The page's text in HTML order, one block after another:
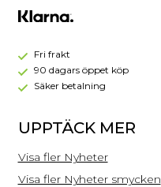
Drop
Armband/
(Rhodium)
Fri frakt
90 dagars öppet köp
Säker betalning
UPPTÄCK MER
Visa fler Nyheter
Visa fler Nyheter smycken